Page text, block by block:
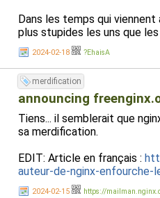
Dans les temps qui
plus stupides les uns que
2024-02-18 ?EhaisA
merdification
announcing
Tiens... il semblerait que
sa merdification.
EDIT: Article en français :
auteur-de-nginx-enfourche-
2024-02-15
https://